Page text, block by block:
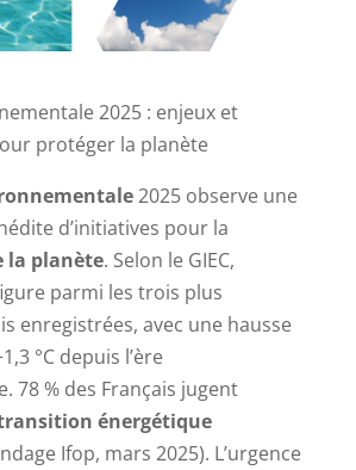
2025 : enjeux et
protéger la planète
2025 observe une
d’initiatives pour la
la planète. Selon le GIEC,
parmi les trois plus
enregistrées, avec une hausse
°C depuis l’ère
78 % des Français jugent
énergétique
Ifop, mars 2025). L’urgence